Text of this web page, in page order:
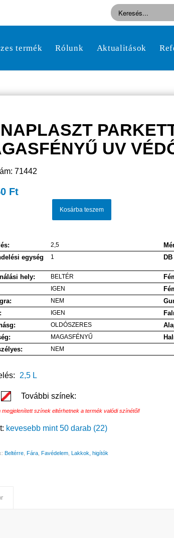
termék Rólunk Aktualitások
UV
71442
Ft
Kosárba teszem
2,5
egység
1
hely: BELTÉR
IGEN
NEM
IGEN
OLDÓSZERES
MAGASFÉNYŰ
NEM
2,5 L
További színek:
megjelenített színek eltérhetnek a termék valódi színétől!
kevesebb mint 50 darab (22)
Beltérre ,Fára ,Favédelem ,Lakkok, higítók